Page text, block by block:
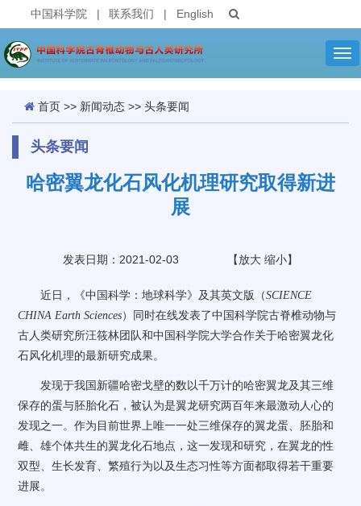
中国科学院 | 联系我们 | English
首页 >> 新闻动态 >> 头条要闻
头条要闻
哈密翼龙化石风化机理研究取得新进
展
发表日期：2021-02-03 【放大 缩小】
近日，《中国科学：地球科学》及其英文版（SCIENCE
CHINA Earth Sciences）
同时在线发表了中国科学院古脊椎动物与
古人类研究所汪筱林团队和中国科学院大学合作关于哈密翼龙化
石风化机理的最新研究成果。
发现于我国新疆哈密戈壁的数以千万计的哈密翼龙及其三维
保存的蛋与胚胎化石，被认为是翼龙研究两百年来最激动人心的
发现之一。作为目前世界上唯一一处三维保存的翼龙蛋、胚胎和
雌、雄个体共生的翼龙化石地点，这一发现和研究，在翼龙的性
双型、生长发育、繁殖行为以及生态习性等方面都取得若干重要
进展。